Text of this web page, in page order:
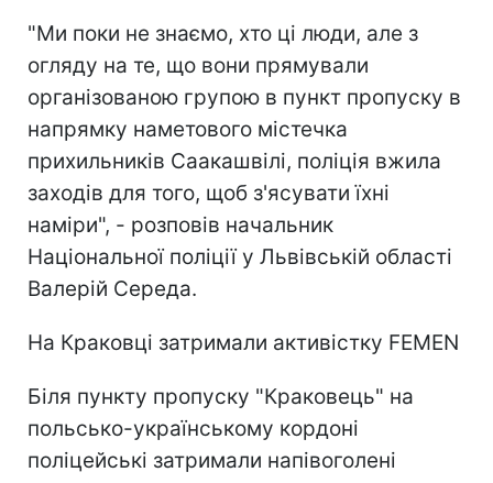
"Ми поки не знаємо, хто ці люди, але з
огляду на те, що вони прямували
організованою групою в пункт пропуску в
напрямку наметового містечка
прихильників Саакашвілі, поліція вжила
заходів для того, щоб з'ясувати їхні
наміри", - розповів начальник
Національної поліції у Львівській області
Валерій Середа.
На Краковці затримали активістку FEMEN
Біля пункту пропуску "Краковець" на
польсько-українському кордоні
поліцейські затримали напівоголені